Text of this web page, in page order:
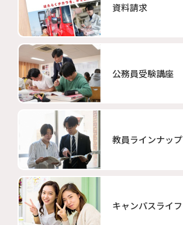
資料請求
公務員受験講座
教員ラインナップ
キャンパスライフ